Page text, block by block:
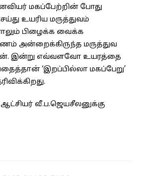
மகப்பேற்றின் போது
உயரிய மருத்துவம்
பிழைக்க வைக்க
அன்றைக்கிருந்த மருத்துவ
இன்று எவ்வளவோ உயரத்தை
‘இறப்பில்லா மகப்பேறு’
ஆட்சியர் வீ.ப.ஜெயசீலனுக்கு